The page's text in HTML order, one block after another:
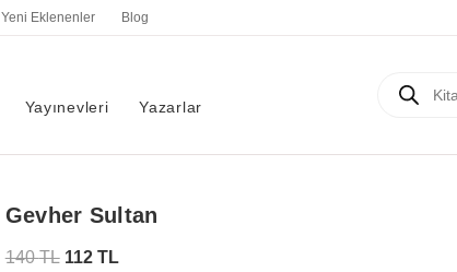
Yeni Eklenenler Blog
Yayınevleri Yazarlar
search
Gevher Sultan
140TL 112 TL
Gevher